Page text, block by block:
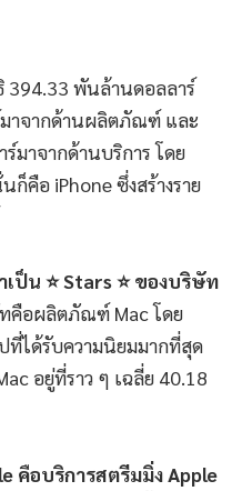
394.33 พันล้านดอลลาร์
าจากด้านผลิตภัณฑ์ และ
มาจากด้านบริการ โดย
คือ iPhone ซึ่งสร้างราย
ป็น ⭐ Stars ⭐ ของบริษัท
คือผลิตภัณฑ์ Mac โดย
ที่ได้รับความนิยมมากที่สุด
อยู่ที่ราว ๆ เฉลี่ย 40.18
คือบริการสตรีมมิ่ง Apple